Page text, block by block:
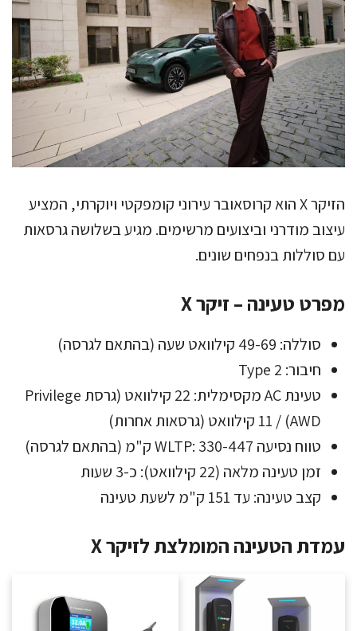
הזיקר X הוא קרוסאובר עירוני קומפקטי ויוקרתי, המציע
עיצוב מודרני וביצועים מרשימים. מגיע בשלושה גרסאות
עם סוללות בנפחים שונים.
מפרט טעינה – זיקר X
סוללה: 49-69 קילוואט שעה (בהתאם לגרסה)
חיבור: Type 2
טעינת AC מקסימלית: 22 קילוואט (גרסת Privilege
AWD) / 11 קילוואט (גרסאות אחרות)
טווח נסיעה WLTP: 330-447 ק"מ (בהתאם לגרסה)
זמן טעינה מלאה (22 קילוואט): כ-3 שעות
קצב טעינה: עד 151 ק"מ לשעת טעינה
עמדת הטעינה המומלצת לזיקר X